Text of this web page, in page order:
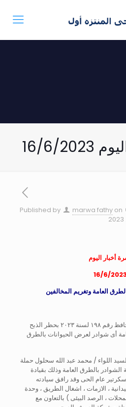
2023
Published by marwa fathy on
أخبار اليوم
16/6/
العامة وتغريم المخالفين
تنفيذا لقرار السيد الوزير المحافظ رقم ١٩٨ لسنة ٢٠٢٣ بحظر الذبح
أى شوادر لعرض الحيوانات بالطرق
اللواء / محمد عبد الله سحلول حملة
بالطرق العامة وذلك بقيادة
عام الحى وقد رافق سيادته
، الازمات ، اشغال الطريق ، وحدة
، الرصد البيئى ) بالتعاون مع